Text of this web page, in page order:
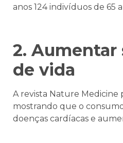
anos 124 indivíduos de 65
2. Aumentar
de vida
A revista Nature
mostrando que o
doenças cardíacas e